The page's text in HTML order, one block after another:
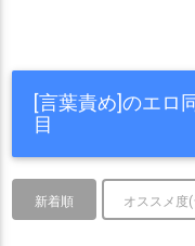
[言葉責め]のエロ
目
新着順 オススメ